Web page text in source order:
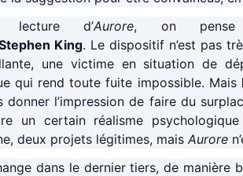
d’Aurore, on pense
King. Le dispositif n’est pas
une victime en situation de
qui rend toute fuite impossible. Mais
donner l’impression de faire du
un certain réalisme
deux projets légitimes, mais Aurore
dans le dernier tiers, de manière